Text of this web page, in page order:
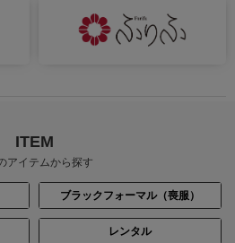
ITEM
アイテムから探す
ブラックフォーマル（喪服）
レンタル